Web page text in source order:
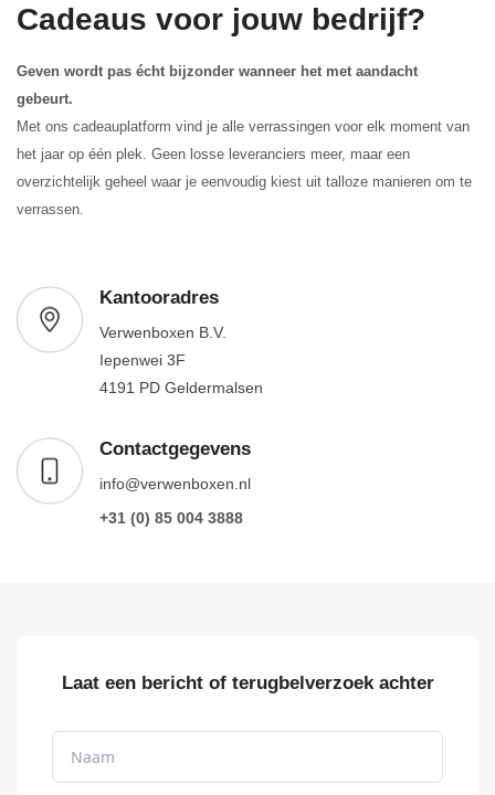
Cadeaus voor jouw bedrijf?
Geven wordt pas écht bijzonder wanneer het met aandacht
gebeurt.
Met ons cadeauplatform vind je alle verrassingen voor elk moment van
het jaar op één plek. Geen losse leveranciers meer, maar een
overzichtelijk geheel waar je eenvoudig kiest uit talloze manieren om te
verrassen.
Kantooradres
Verwenboxen B.V.
Iepenwei 3F
4191 PD Geldermalsen
Contactgegevens
info@verwenboxen.nl
+31 (0) 85 004 3888
Laat een bericht of terugbelverzoek achter